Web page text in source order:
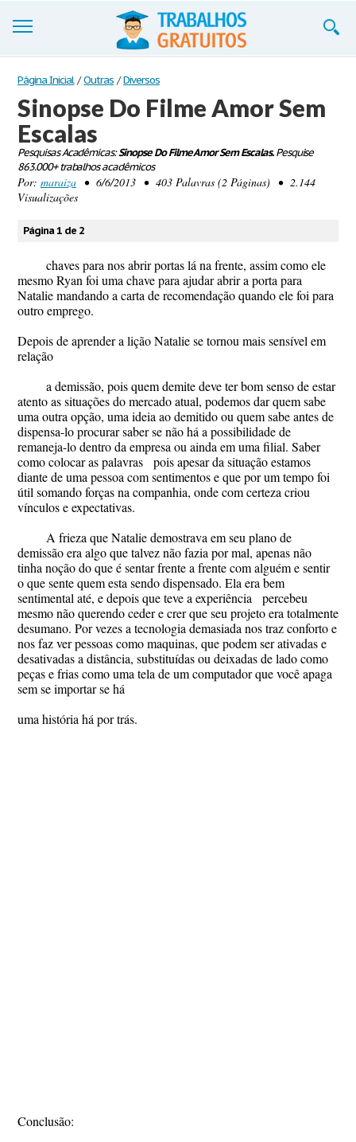
Trabalhos
Cadastre-se
Entre
Blog
Página Inicial / Outras / Diversos
Sinopse Do Filme Amor Sem
Escalas
Pesquisas Acadêmicas:Sinopse Do Filme Amor Sem Escalas.Pesquise
863.000+ trabalhos acadêmicos
Por: maraiza • 6/6/2013 • 403 Palavras (2 Páginas) • 2.144
Visualizações
Página 1 de 2
chaves para nos abrir portas lá na frente, assim como ele
mesmo Ryan foi uma chave para ajudar abrir a porta para
Natalie mandando a carta de recomendação quando ele foi para
outro emprego.
Depois de aprender a lição Natalie se tornou mais sensível em
relação
a demissão, pois quem demite deve ter bom senso de estar
atento as situações do mercado atual, podemos dar quem sabe
uma outra opção, uma ideia ao demitido ou quem sabe antes de
dispensa-lo procurar saber se não há a possibilidade de
remaneja-lo dentro da empresa ou ainda em uma filial. Saber
como colocar as palavras pois apesar da situação estamos
diante de uma pessoa com sentimentos e que por um tempo foi
útil somando forças na companhia, onde com certeza criou
vínculos e expectativas.
A frieza que Natalie demostrava em seu plano de
demissão era algo que talvez não fazia por mal, apenas não
tinha noção do que é sentar frente a frente com alguém e sentir
o que sente quem esta sendo dispensado. Ela era bem
sentimental até, e depois que teve a experiência percebeu
mesmo não querendo ceder e crer que seu projeto era totalmente
desumano. Por vezes a tecnologia demasiada nos traz conforto e
nos faz ver pessoas como maquinas, que podem ser ativadas e
desativadas a distância, substituídas ou deixadas de lado como
peças e frias como uma tela de um computador que você apaga
sem se importar se há
uma história há por trás.
Conclusão: